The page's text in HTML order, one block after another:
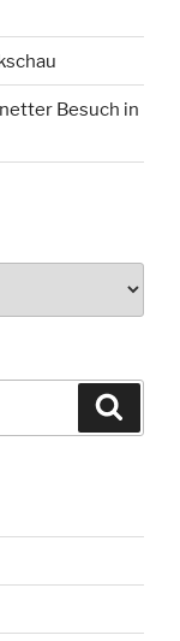
Besuch in